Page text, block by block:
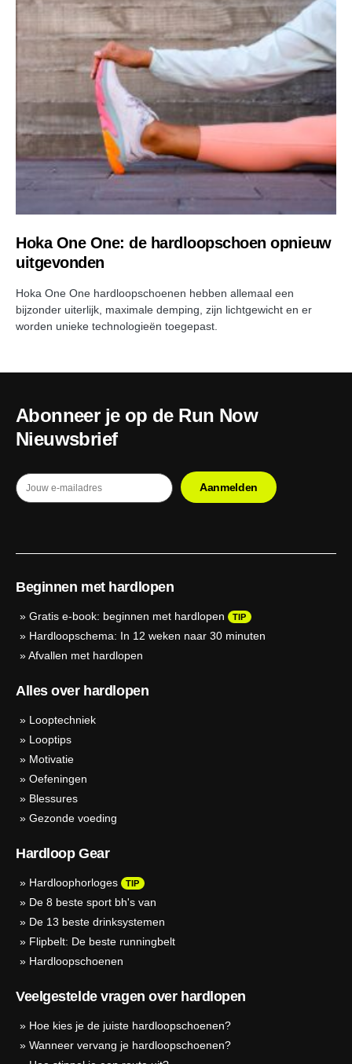
Hoka One One: de hardloopschoen opnieuw
uitgevonden
Hoka One One hardloopschoenen hebben allemaal een
bijzonder uiterlijk, maximale demping, zijn lichtgewicht en er
worden unieke technologieën toegepast.
Abonneer je op de Run Now
Nieuwsbrief
Beginnen met hardlopen
» Gratis e-book: beginnen met hardlopen TIP
» Hardloopschema: In 12 weken naar 30 minuten
»Afvallen met hardlopen
Alles over hardlopen
» Looptechniek
» Looptips
» Motivatie
» Oefeningen
» Blessures
» Gezonde voeding
Hardloop Gear
» Hardloophorloges TIP
» De 8 beste sport bh's van
» De 13 beste drinksystemen
» Flipbelt: De beste runningbelt
» Hardloopschoenen
Veelgestelde vragen over hardlopen
» Hoe kies je de juiste hardloopschoenen?
» Wanneer vervang je hardloopschoenen?